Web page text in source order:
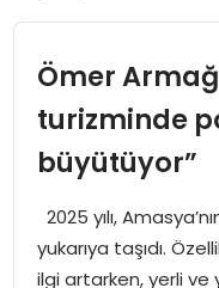
EĞITIM
SPOR
Ömer
turizminde
büyütüyor”
2025 yılı,
yukarıya taşıdı.
ilgi artarken, yerli ve